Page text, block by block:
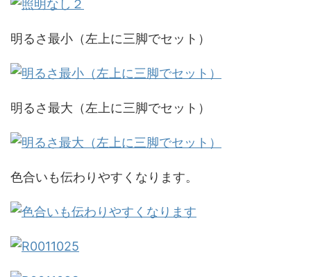
明るさ最小（左上に三脚でセット）
明るさ最大（左上に三脚でセット）
色合いも伝わりやすくなります。